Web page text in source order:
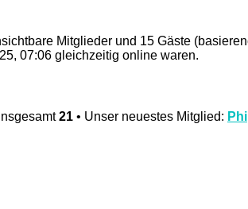
Mitglieder und 15 Gäste
07:06 gleichzeitig online waren.
21 • Unser neuestes Mitglied: